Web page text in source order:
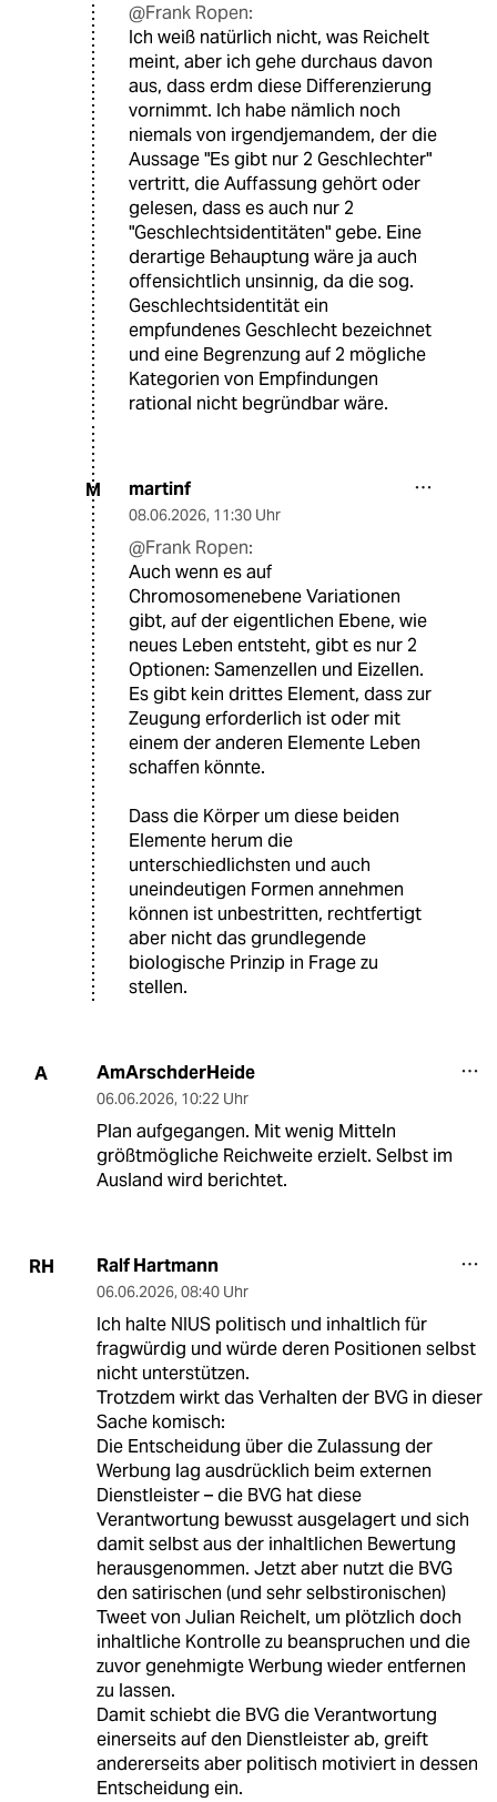
@Frank Ropen:
Ich weiß natürlich nicht, was Reichelt
meint, aber ich gehe durchaus davon
aus, dass erdm diese Differenzierung
vornimmt. Ich habe nämlich noch
niemals von irgendjemandem, der die
Aussage "Es gibt nur 2 Geschlechter"
vertritt, die Auffassung gehört oder
gelesen, dass es auch nur 2
"Geschlechtsidentitäten" gebe. Eine
derartige Behauptung wäre ja auch
offensichtlich unsinnig, da die sog.
Geschlechtsidentität ein
empfundenes Geschlecht bezeichnet
und eine Begrenzung auf 2 mögliche
Kategorien von Empfindungen
rational nicht begründbar wäre.
M martinf
08.06.2026, 11:30 Uhr
@Frank Ropen:
Auch wenn es auf
Chromosomenebene Variationen
gibt, auf der eigentlichen Ebene, wie
neues Leben entsteht, gibt es nur 2
Optionen: Samenzellen und Eizellen.
Es gibt kein drittes Element, dass zur
Zeugung erforderlich ist oder mit
einem der anderen Elemente Leben
schaffen könnte.
Dass die Körper um diese beiden
Elemente herum die
unterschiedlichsten und auch
uneindeutigen Formen annehmen
können ist unbestritten, rechtfertigt
aber nicht das grundlegende
biologische Prinzip in Frage zu
stellen.
A AmArschderHeide
06.06.2026, 10:22 Uhr
Plan aufgegangen. Mit wenig Mitteln
größtmögliche Reichweite erzielt. Selbst im
Ausland wird berichtet.
RH Ralf Hartmann
06.06.2026, 08:40 Uhr
Ich halte NIUS politisch und inhaltlich für
fragwürdig und würde deren Positionen selbst
nicht unterstützen.
Trotzdem wirkt das Verhalten der BVG in dieser
Sache komisch:
Die Entscheidung über die Zulassung der
Werbung lag ausdrücklich beim externen
Dienstleister – die BVG hat diese
Verantwortung bewusst ausgelagert und sich
damit selbst aus der inhaltlichen Bewertung
herausgenommen. Jetzt aber nutzt die BVG
den satirischen (und sehr selbstironischen)
Tweet von Julian Reichelt, um plötzlich doch
inhaltliche Kontrolle zu beanspruchen und die
zuvor genehmigte Werbung wieder entfernen
zu lassen.
Damit schiebt die BVG die Verantwortung
einerseits auf den Dienstleister ab, greift
andererseits aber politisch motiviert in dessen
Entscheidung ein.